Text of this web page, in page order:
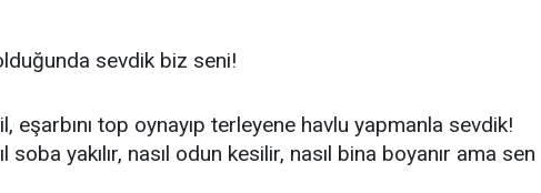
sevdik biz seni!
eşarbını top oynayıp terleyene havlu yapmanla sevdik!
yakılır, nasıl odun kesilir, nasıl bina boyanır ama sen